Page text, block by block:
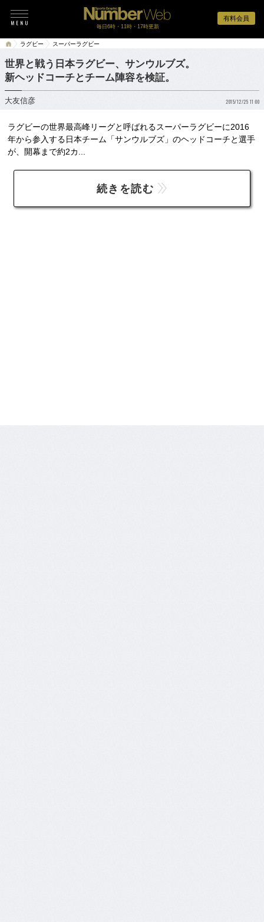
有料会員
毎日6時・11時・17時更新
ラグビー スーパーラグビー
世界と戦う日本ラグビー、サンウルブズ。
新ヘッドコーチとチーム陣容を検証。
大友信彦 2015/12/25 11:00
ラグビーの世界最高峰リーグと呼ばれるスーパーラグビーに2016
年から参入する日本チーム「サンウルブズ」のヘッドコーチと選手
が、開幕まで約2カ...
続きを読む